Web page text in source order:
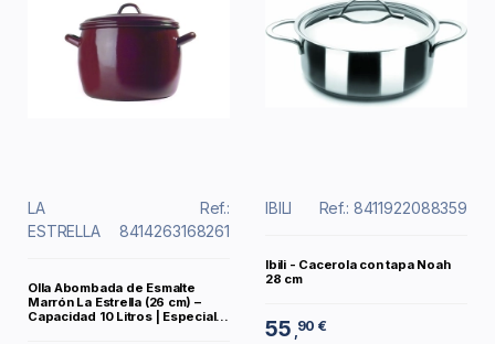
LA
ESTRELLA
Ref.:
8414263168261
Olla Abombada de Esmalte
Marrón La Estrella (26 cm) –
Capacidad 10 Litros | Especial...
IBILI Ref.: 8411922088359
Ibili - Cacerola con tapa Noah
28 cm
55 90 €